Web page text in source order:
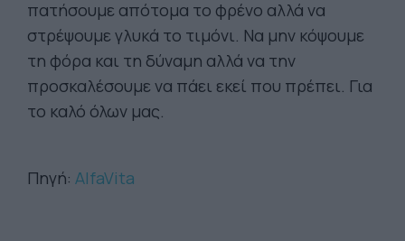
πατήσουμε απότομα το φρένο αλλά να
στρέψουμε γλυκά το τιμόνι. Να μην κόψουμε
τη φόρα και τη δύναμη αλλά να την
προσκαλέσουμε να πάει εκεί που πρέπει. Για
το καλό όλων μας.
Πηγή: AlfaVita